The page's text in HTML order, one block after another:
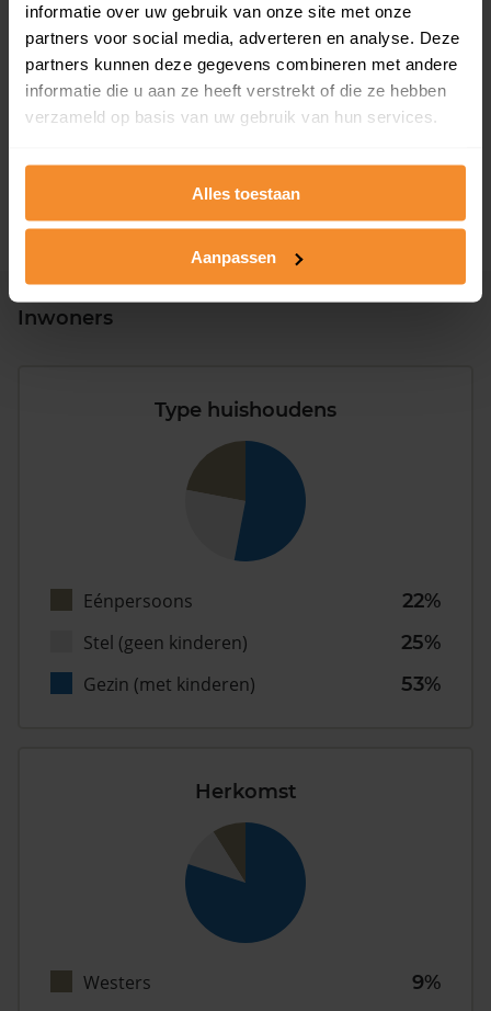
informatie over uw gebruik van onze site met onze
partners voor social media, adverteren en analyse. Deze
partners kunnen deze gegevens combineren met andere
informatie die u aan ze heeft verstrekt of die ze hebben
verzameld op basis van uw gebruik van hun services.
Alles toestaan
Aanpassen
T/m 1945
0%
1946 - 1980
Inwoners
Type huishoudens
Eénpersoons
22%
Stel (geen kinderen)
25%
Gezin (met kinderen)
53%
Herkomst
Westers
9%